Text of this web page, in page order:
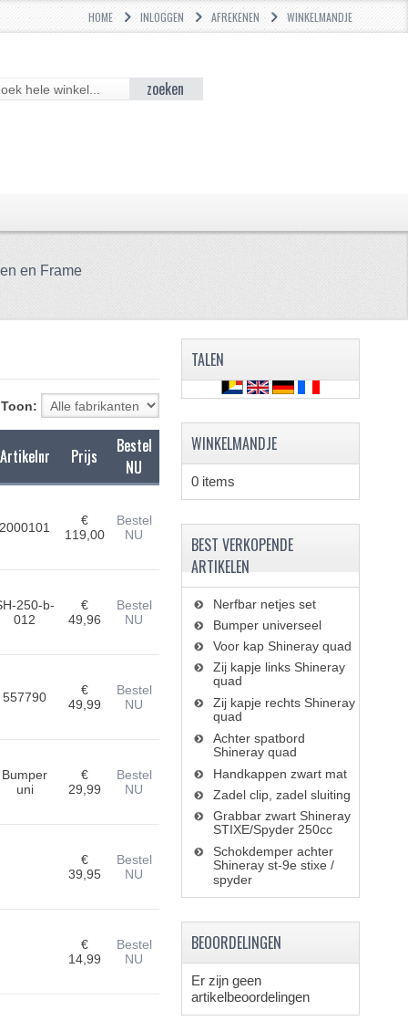
HOME INLOGGEN AFREKENEN WINKELMANDJE
zoeken
en Frame
Toon:
Artikelnr Prijs
Bestel
NU
2000101
€
119,00
Bestel
NU
250-b-
012
€
49,96
Bestel
NU
557790
€
49,99
Bestel
NU
Bumper
uni
€
29,99
Bestel
NU
€
39,95
Bestel
NU
€
14,99
Bestel
NU
TALEN
WINKELMANDJE
0 items
BEST VERKOPENDE
ARTIKELEN
Nerfbar netjes set
Bumper universeel
Voor kap Shineray quad
Zij kapje links Shineray
quad
Zij kapje rechts Shineray
quad
Achter spatbord
Shineray quad
Handkappen zwart mat
Zadel clip, zadel sluiting
Grabbar zwart Shineray
STIXE/Spyder 250cc
Schokdemper achter
Shineray st-9e stixe /
spyder
BEOORDELINGEN
Er zijn geen
artikelbeoordelingen